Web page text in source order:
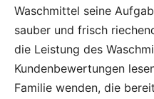
Waschmittel seine
sauber und frisch
die Leistung des
Kundenbewertungen
Familie wenden, die